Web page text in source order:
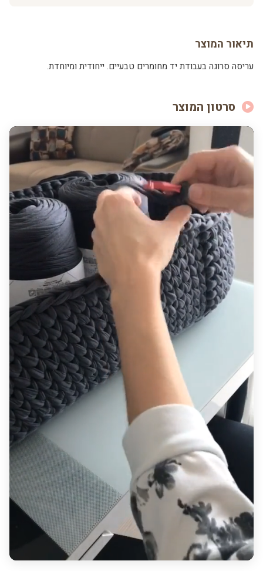
תיאור המוצר
עריסה סרוגה בעבודת יד מחומרים טבעיים. ייחודית ומיוחדת.
סרטון המוצר